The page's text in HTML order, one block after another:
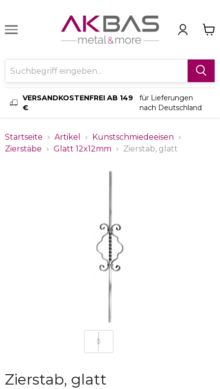
VERSANDKOSTENFREI AB 149
€
für Lieferungen
nach Deutschland
Startseite Artikel
Kunstschmiedeeisen
Zierstäbe
Glatt 12x12mm Zierstab, glatt
Zierstab, glatt